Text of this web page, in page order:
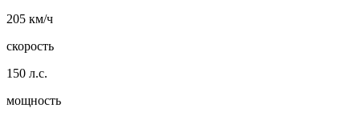
205 км/ч
скорость
150 л.с.
мощность